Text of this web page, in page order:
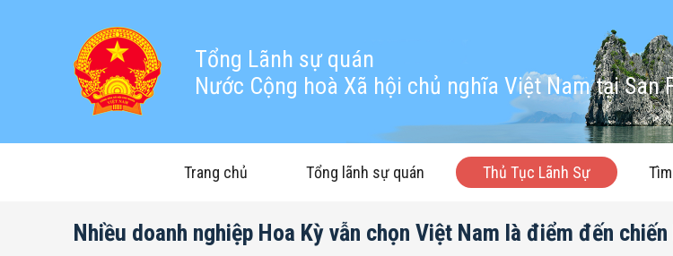
Tổng Lãnh sự quán
Nước Cộng hoà Xã hội chủ nghĩa Việt Nam tại San
Trang chủ Tổng lãnh sự quán Thủ Tục Lãnh Sự
Nhiều doanh nghiệp Hoa Kỳ vẫn chọn Việt Nam là điểm đến